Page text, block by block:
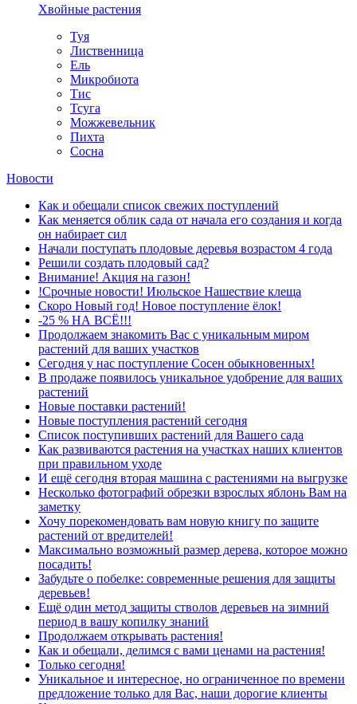
Хвойные растения
Туя
Лиственница
Ель
Микробиота
Тис
Тсуга
Можжевельник
Пихта
Сосна
Новости
Как и обещали список свежих поступлений
Как меняется облик сада от начала его создания и когда
он набирает сил
Начали поступать плодовые деревья возрастом 4 года
Решили создать плодовый сад?
Внимание! Акция на газон!
!Срочные новости! Июльское Нашествие клеща
Скоро Новый год! Новое поступление ёлок!
-25 % НА ВСЁ!!!
Продолжаем знакомить Вас с уникальным миром
растений для ваших участков
Сегодня у нас поступление Сосен обыкновенных!
В продаже появилось уникальное удобрение для ваших
растений
Новые поставки растений!
Новые поступления растений сегодня
Список поступивших растений для Вашего сада
Как развиваются растения на участках наших клиентов
при правильном уходе
И ещё сегодня вторая машина с растениями на выгрузке
Несколько фотографий обрезки взрослых яблонь Вам на
заметку
Хочу порекомендовать вам новую книгу по защите
растений от вредителей!
Максимально возможный размер дерева, которое можно
посадить!
Забудьте о побелке: современные решения для защиты
деревьев!
Ещё один метод защиты стволов деревьев на зимний
период в вашу копилку знаний
Продолжаем открывать растения!
Как и обещали, делимся с вами ценами на растения!
Только сегодня!
Уникальное и интересное, но ограниченное по времени
предложение только для Вас, наши дорогие клиенты